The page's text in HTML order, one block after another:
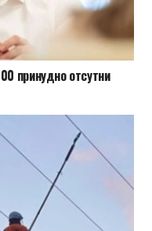
принудно отсутни